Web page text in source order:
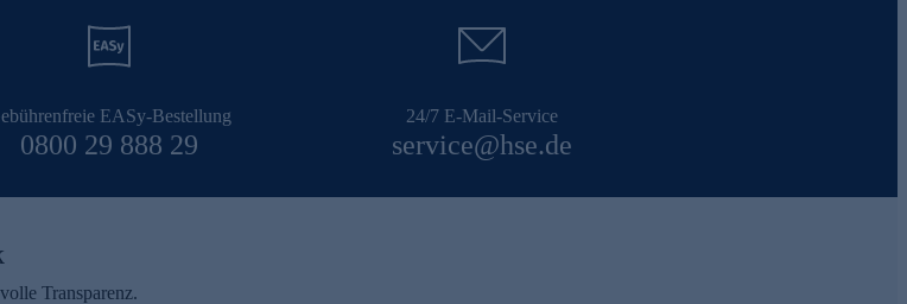
EASy-Bestellung
0800 29 888 29
24/7 E-Mail-Service
service@hse.de
Transparenz.